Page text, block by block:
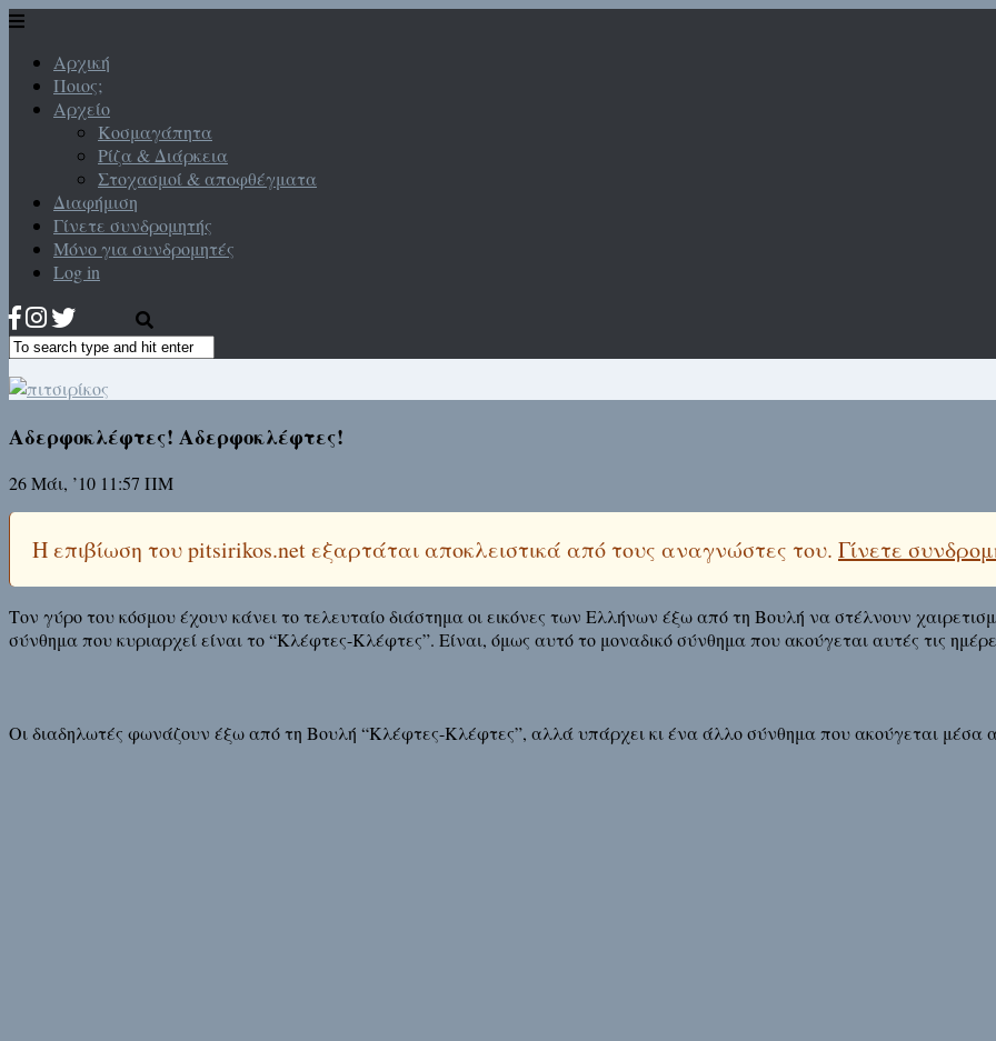
Αρχική
Ποιος;
Αρχείο
Κοσμαγάπητα
Ρίζα & Διάρκεια
Στοχασμοί & αποφθέγματα
Διαφήμιση
Γίνετε συνδρομητής
Μόνο για συνδρομητές
Log in
Αδερφοκλέφτες! Αδερφοκλέφτες!
26 Μάι, ’10 11:57 ΠΜ
Η επιβίωση του pitsirikos.net εξαρτάται αποκλειστικά από τους αναγνώστες του. Γίνετε
Τον γύρο του κόσμου έχουν κάνει το τελευταίο διάστημα οι εικόνες των Ελλήνων έξω από τη Βουλή να στέλνουν
σύνθημα που κυριαρχεί είναι το “Κλέφτες-Κλέφτες”. Είναι, όμως αυτό το μοναδικό σύνθημα που ακούγεται αυτές τις
Οι διαδηλωτές φωνάζουν έξω από τη Βουλή “Κλέφτες-Κλέφτες”, αλλά υπάρχει κι ένα άλλο σύνθημα που ακούγεται μέσα